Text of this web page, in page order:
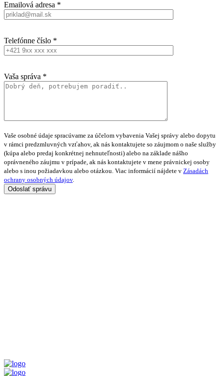
Emailová adresa *
Telefónne číslo *
Vaša správa *
Vaše osobné údaje spracúvame za účelom vybavenia Vašej správy alebo dopytu
v rámci predzmluvných vzťahov, ak nás kontaktujete so záujmom o naše služby
(kúpa alebo predaj konkrétnej nehnuteľnosti) alebo na základe nášho
oprávneného záujmu v prípade, ak nás kontaktujete v mene právnickej osoby
alebo s inou požiadavkou alebo otázkou. Viac informácií nájdete v Zásadách
ochrany osobných údajov.